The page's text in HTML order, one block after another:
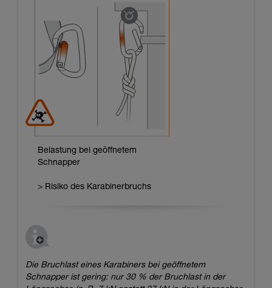
Belastung bei geöffnetem
Schnapper
> Risiko des Karabinerbruchs
Die Bruchlast eines Karabiners bei geöffnetem
Schnapper ist gering: nur 30 % der Bruchlast in der